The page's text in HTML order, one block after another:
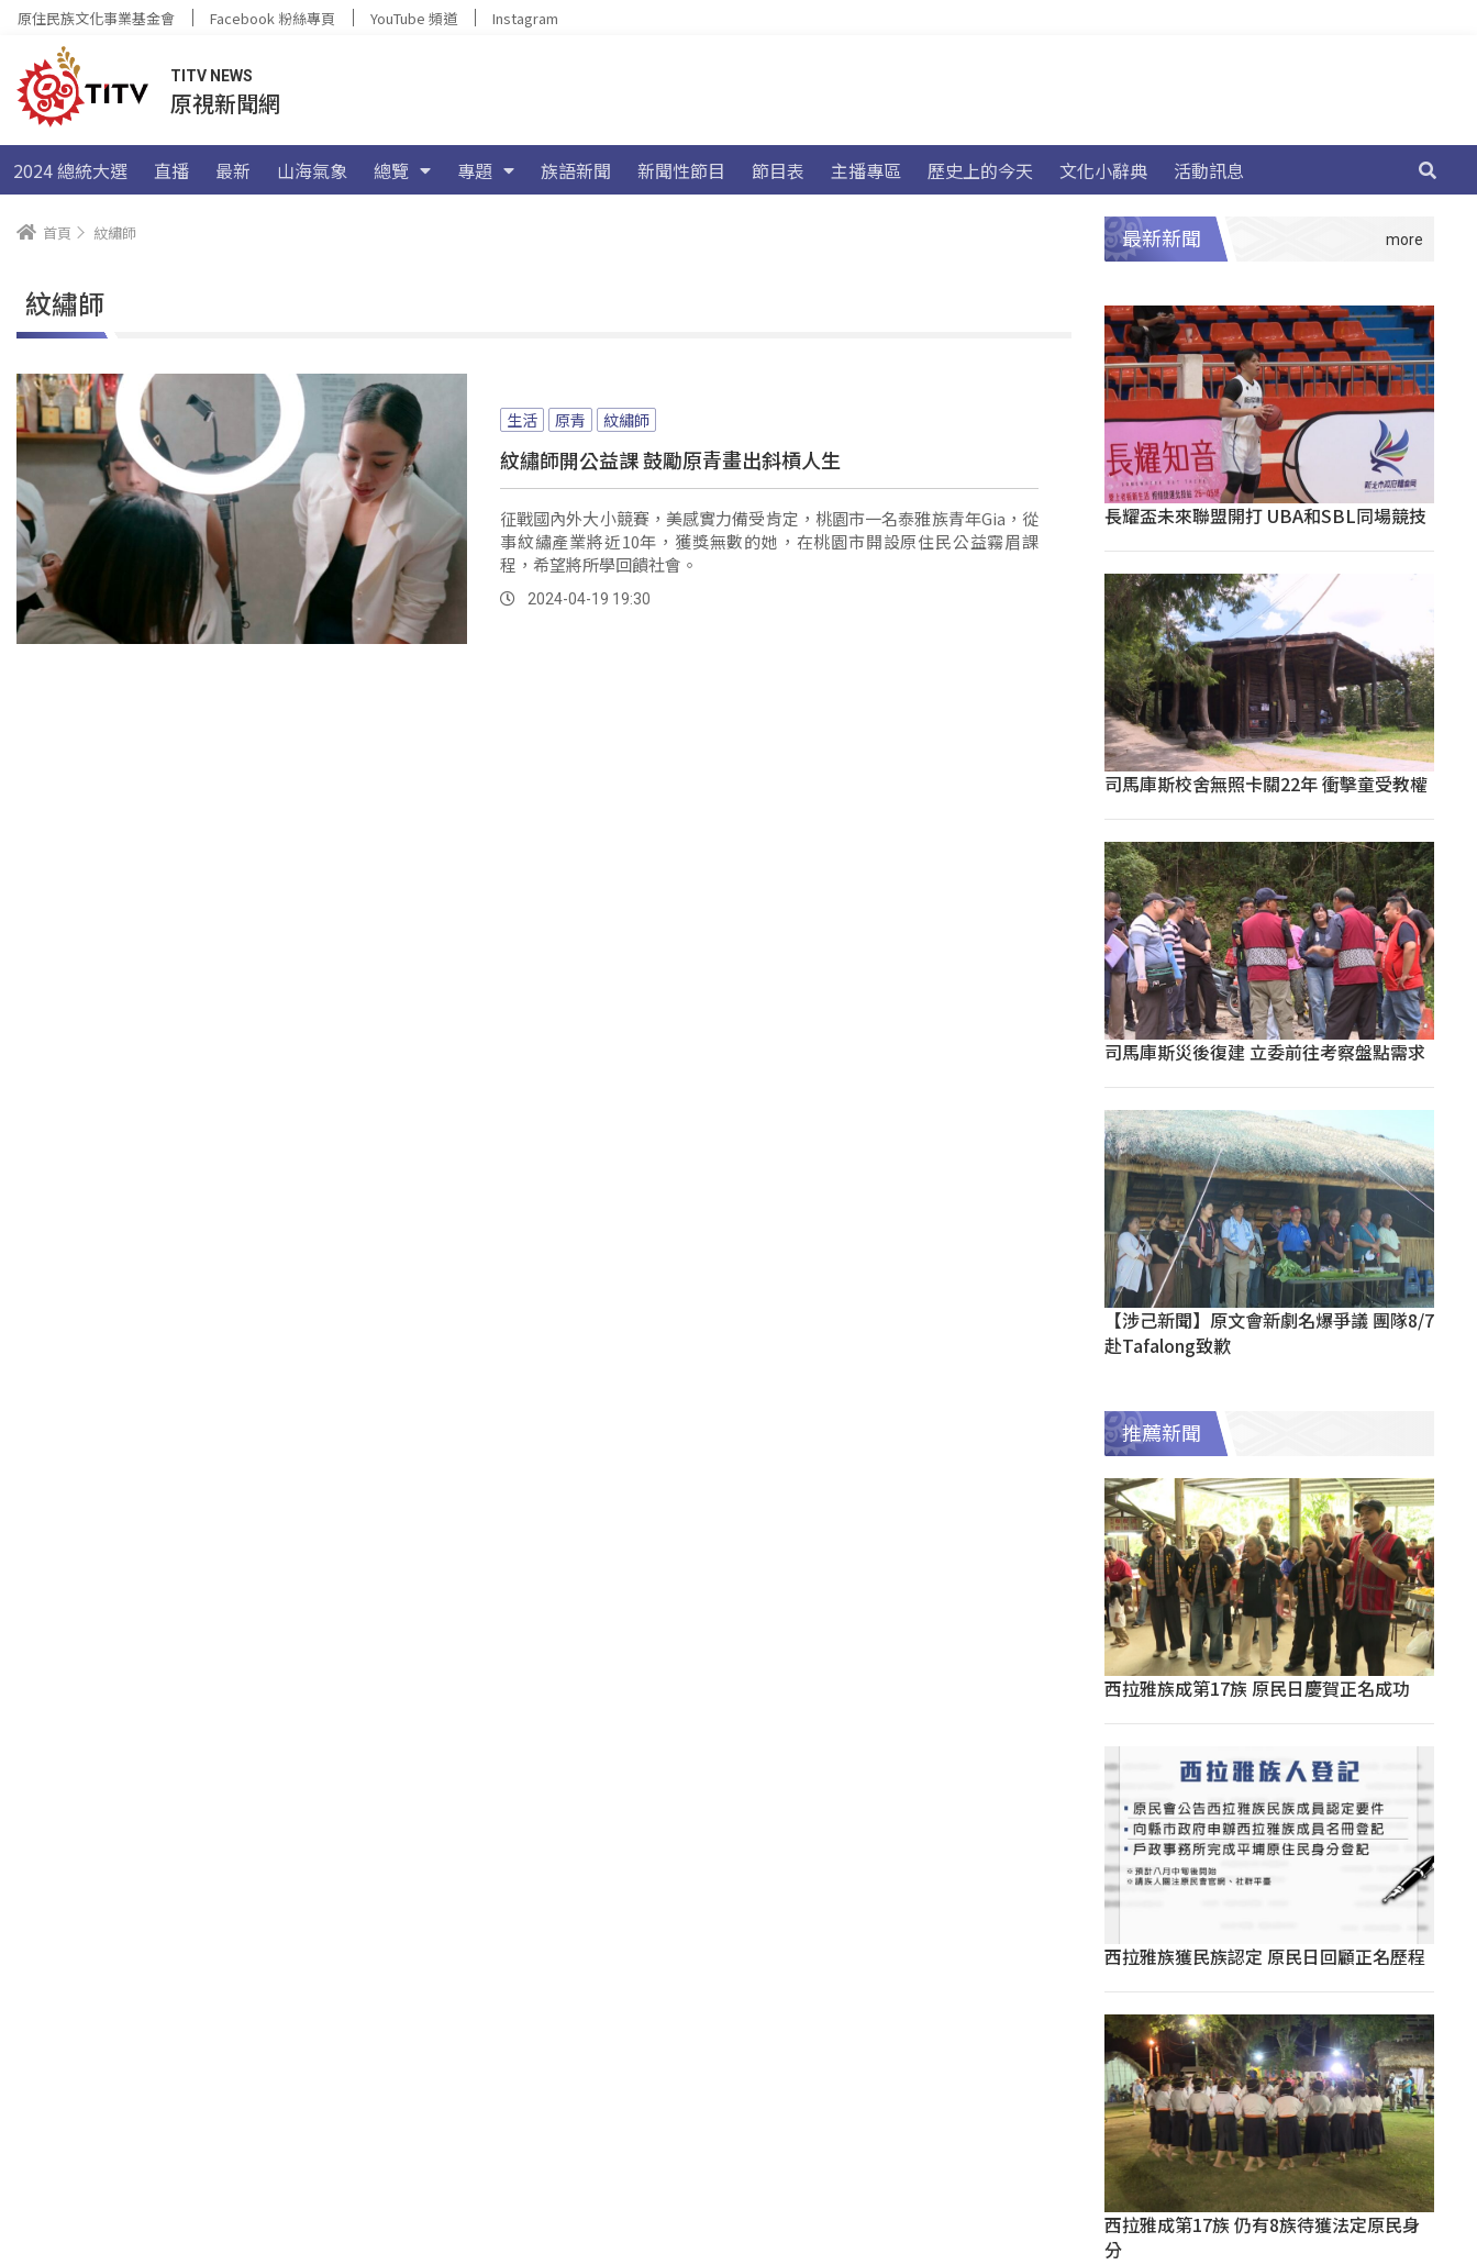
原住民族文化事業基金會 Facebook 粉絲專頁 YouTube 頻道 Instagram
TITV NEWS
原視新聞網
2024 總統大選 直播 最新 山海氣象 總覽 專題 族語新聞 新聞性節目 節目表 主播專區 歷史上的今天 文化小辭典 活動訊息
首頁 紋繡師
紋繡師
生活 原青 紋繡師
紋繡師開公益課 鼓勵原青畫出斜槓人生
征戰國內外大小競賽，美感實力備受肯定，桃園市一名泰雅族青年Gia，從
事紋繡產業將近10年，獲獎無數的她，在桃園市開設原住民公益霧眉課
程，希望將所學回饋社會。
2024-04-19 19:30
最新新聞
長耀盃未來聯盟開打 UBA和SBL同場競技
司馬庫斯校舍無照卡關22年 衝擊童受教權
司馬庫斯災後復建 立委前往考察盤點需求
【涉己新聞】原文會新劇名爆爭議 團隊8/7
赴Tafalong致歉
推薦新聞
西拉雅族成第17族 原民日慶賀正名成功
西拉雅族獲民族認定 原民日回顧正名歷程
西拉雅成第17族 仍有8族待獲法定原民身
分